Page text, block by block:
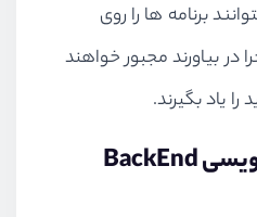
برنامه ها را روی
بیاورند مجبور خواهند
یاد بگیرند.
۵. CLI برای برنامه‌نویسی BackEnd